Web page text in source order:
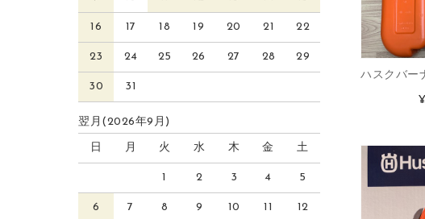
ハスクバ
16 17 18 19 20 21 22
23 24 25 26 27 28 29
30 31
翌月(2026年9月)
日 月 火 水 木 金 土
1 2 3 4 5
6 7 8 9 10 11 12